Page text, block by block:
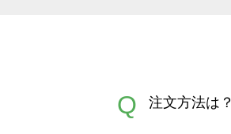
Q 注文方法は？